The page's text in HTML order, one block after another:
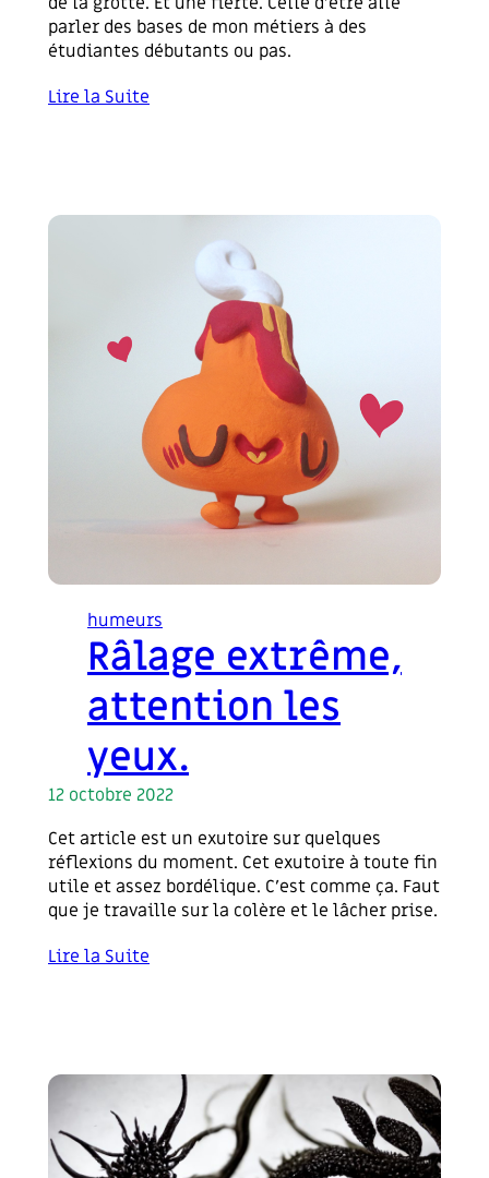
parler des bases de mon métiers à des
étudiantes débutants ou pas.
Lire la Suite
humeurs
Râlage extrême,
attention les
yeux.
12 octobre 2022
Cet article est un exutoire sur quelques
réflexions du moment. Cet exutoire à toute fin
utile et assez bordélique. C’est comme ça. Faut
que je travaille sur la colère et le lâcher prise.
Lire la Suite